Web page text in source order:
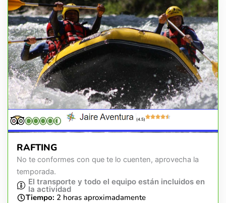
(4.5)
RAFTING
No te conformes con que te lo cuenten, aprovecha la
temporada.
El transporte y todo el equipo están incluidos en
la actividad
Tiempo: 2 horas aproximadamente